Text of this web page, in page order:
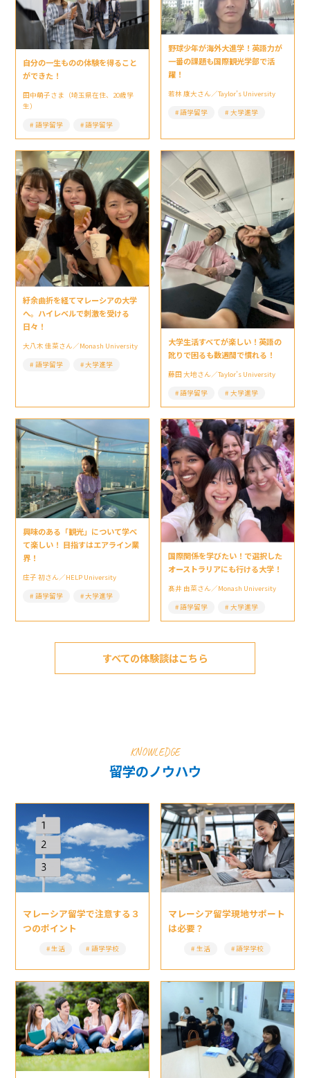
自分の一生ものの体験を得ること
ができた！
田中萌子さま（埼玉県在住、20歳学
生）
語学留学
語学留学
野球少年が海外大進学！英語力が
一番の課題も国際観光学部で活
躍！
若林 康大さん／Taylor’s University
語学留学
大学進学
紆余曲折を経てマレーシアの大学
へ。ハイレベルで刺激を受ける
日々！
大八木 佳菜さん／Monash University
語学留学
大学進学
大学生活すべてが楽しい！英語の
訛りで困るも数週間で慣れる！
藤田 大地さん／Taylor’s University
語学留学
大学進学
興味のある「観光」について学べ
て楽しい！ 目指すはエアライン業
界！
庄子 初さん／HELP University
語学留学
大学進学
国際関係を学びたい！で選択した
オーストラリアにも行ける大学！
髙井 由菜さん／Monash University
語学留学
大学進学
すべての体験談はこちら
KNOWLEDGE
留学のノウハウ
マレーシア留学で注意する３
つのポイント
生活 語学学校
マレーシア留学現地サポート
は必要？
生活 語学学校